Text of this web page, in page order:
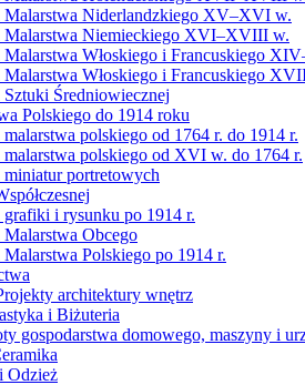
Malarstwa Niderlandzkiego XV–XVI w.
Malarstwa Niemieckiego XVI–XVIII w.
Włoskiego i Francuskiego
Włoskiego i Francuskiego
Średniowiecznej
Polskiego do 1914 roku
polskiego od 1764 r. do 1914 r.
polskiego od XVI w. do 1764 r.
portretowych
i rysunku po 1914 r.
Obcego
Polskiego po 1914 r.
architektury wnętrz
i Biżuteria
gospodarstwa domowego, maszyny i
Odzież